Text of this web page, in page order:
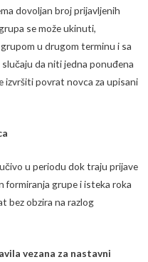
dovoljan broj prijavljenih
se može ukinuti,
u drugom terminu i sa
da niti jedna ponuđena
izvršiti povrat novca za upisani
u periodu dok traju prijave
formiranja grupe i isteka roka
bez obzira na razlog
vezana za nastavni